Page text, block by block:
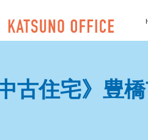
中古住宅》豊